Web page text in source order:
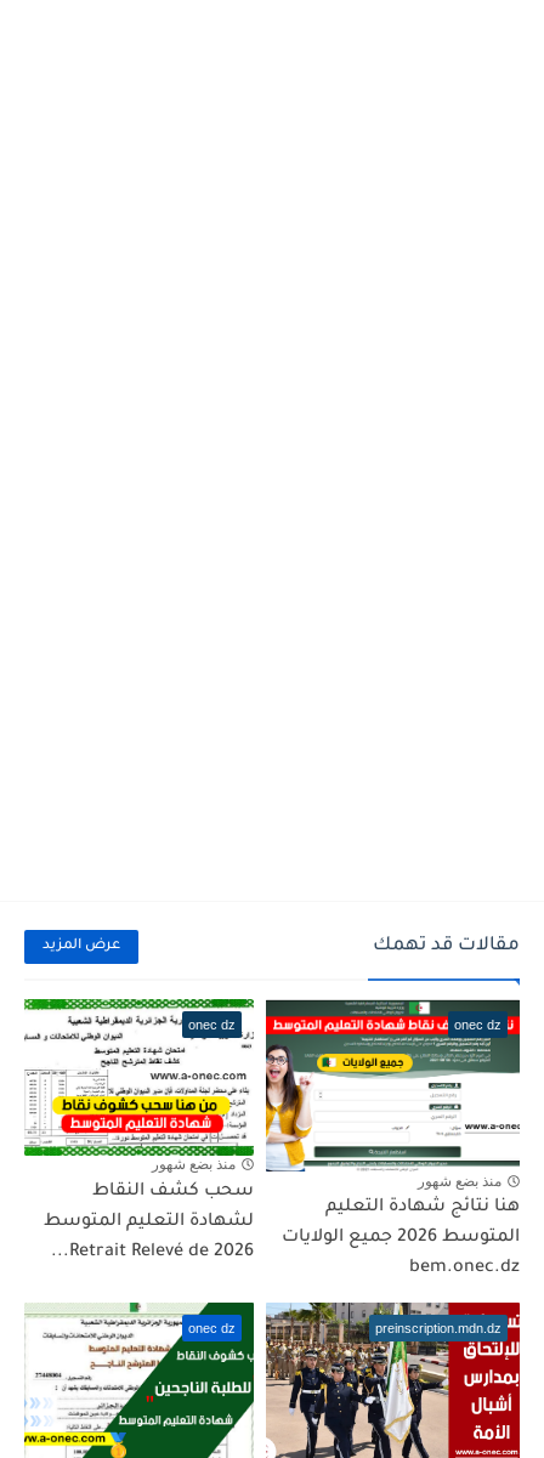
مقالات قد تهمك عرض المزيد
onec dz
منذ بضع شهور
هنا نتائج شهادة التعليم
المتوسط 2026 جميع الولايات
bem.onec.dz
onec dz
منذ بضع شهور
سحب كشف النقاط
لشهادة التعليم المتوسط
2026 Retrait Relevé de...
preinscription.mdn.dz
onec dz